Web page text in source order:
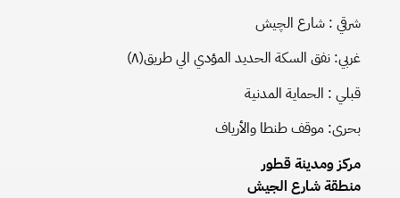
شرقي : شارع الچيش
غربي: نفق السكة الحديد المؤدي الي طريق(٨)
قبلي : الحماية المدنية
بحرى: موقف طنطا والأرياف
مركز ومدينة قطور
منطقة شارع الجيش